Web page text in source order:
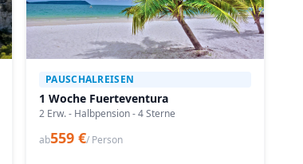
PAUSCHALREISEN
1 Woche Fuerteventura
2 Erw. - Halbpension - 4 Sterne
ab559 €/ Person